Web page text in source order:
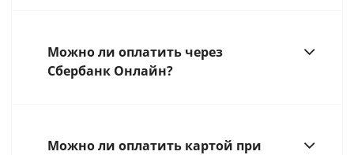
Можно ли оплатить через
Сбербанк Онлайн?
Можно ли оплатить картой при